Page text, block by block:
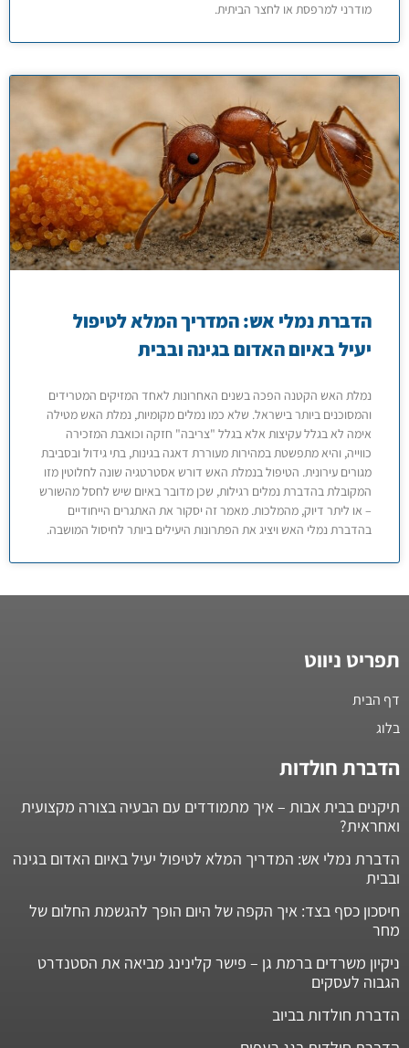
מודרני למרפסת או לחצר הביתית.
הדברת נמלי אש: המדריך המלא לטיפול
יעיל באיום האדום בגינה ובבית
נמלת האש הקטנה הפכה בשנים האחרונות לאחד המזיקים המטרידים
והמסוכנים ביותר בישראל. שלא כמו נמלים מקומיות, נמלת האש מטילה
אימה לא בגלל עקיצות אלא בגלל "צריבה" חזקה וכואבת המזכירה
כווייה, והיא מתפשטת במהירות מעוררת דאגה בגינות, בתי גידול ובסביבת
מגורים עירונית. הטיפול בנמלת האש דורש אסטרטגיה שונה לחלוטין מזו
המקובלת בהדברת נמלים רגילות, שכן מדובר באיום שיש לחסל מהשורש
– או ליתר דיוק, מהמלכות. מאמר זה יסקור את האתגרים הייחודיים
בהדברת נמלי האש ויציג את הפתרונות היעילים ביותר לחיסול המושבה.
תפריט ניווט
דף הבית
בלוג
הדברת חולדות
תיקנים בבית אבות – איך מתמודדים עם הבעיה בצורה מקצועית
ואחראית?
הדברת נמלי אש: המדריך המלא לטיפול יעיל באיום האדום בגינה
ובבית
חיסכון כסף בצד: איך הקפה של היום הופך להגשמת החלום של
מחר
ניקיון משרדים ברמת גן – פישר קלינינג מביאה את הסטנדרט
הגבוה לעסקים
הדברת חולדות בביוב